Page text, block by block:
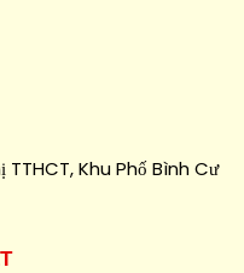
Khu Phố Bình Cư